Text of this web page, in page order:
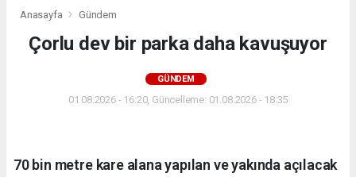
Anasayfa Gündem
Çorlu dev bir parka daha kavuşuyor
GÜNDEM
01.08.2026 - 16:20, Güncelleme: 01.08.2026 - 18:35
70 bin metre kare alana yapılan ve yakında açılacak